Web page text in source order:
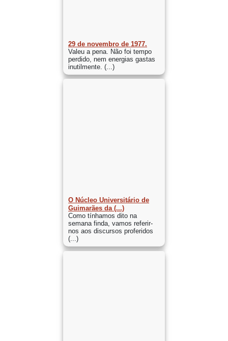
29 de novembro de 1977.
Valeu a pena. Não foi tempo
perdido, nem energias gastas
inutilmente. (...)
O Núcleo Universitário de
Guimarães da (...)
Como tínhamos dito na
semana finda, vamos referir-
nos aos discursos proferidos
(...)